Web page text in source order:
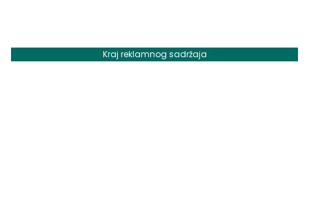
Kraj reklamnog sadržaja